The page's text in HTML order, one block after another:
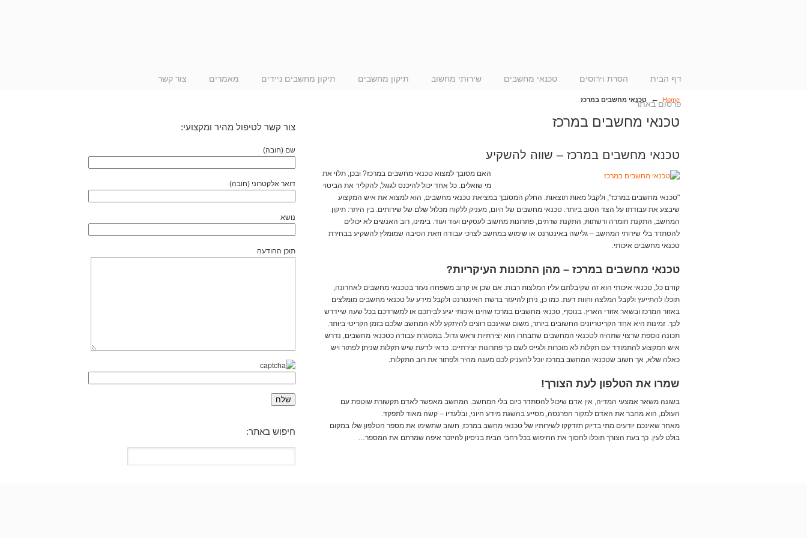
דף הבית הסרת וירוסים טכנאי מחשבים שירותי מחשוב תיקון מחשבים תיקון מחשבים ניידים מאמרים צור קשר
פרסום באתר
Home
← טכנאי מחשבים במרכז
טכנאי מחשבים במרכז
טכנאי מחשבים במרכז – שווה להשקיע
האם מסובך למצוא טכנאי מחשבים במרכז? ובכן, תלוי את
מי שואלים. כל אחד יכול להיכנס לגוגל, להקליד את הביטוי
"טכנאי מחשבים במרכז", ולקבל מאות תוצאות. החלק המסובך במציאת טכנאי מחשבים, הוא למצוא את איש המקצוע
שיבצע את עבודתו על הצד הטוב ביותר. טכנאי מחשבים של היום, מעניק ללקוח מכלול שלם של שירותים. בין היתר: תיקון
המחשב, התקנת חומרה ורשתות, התקנת שרתים, פתרונות מחשוב לעסקים ועוד ועוד. בימינו, רוב האנשים לא יכולים
להסתדר בלי שירותי המחשב – גלישה באינטרנט או שימוש במחשב לצרכי עבודה וזאת הסיבה שמומלץ להשקיע בבחירת
טכנאי מחשבים איכותי.
טכנאי מחשבים במרכז – מהן התכונות העיקריות?
קודם כל, טכנאי איכותי הוא זה שקיבלתם עליו המלצות רבות. אם שכן או קרוב משפחה נעזר בטכנאי מחשבים לאחרונה,
תוכלו להתייעץ ולקבל המלצה וחוות דעת. כמו כן, ניתן להיעזר ברשת האינטרנט ולקבל מידע על טכנאי מחשבים מומלצים
באזור המרכז ובשאר אזורי הארץ. בנוסף, טכנאי מחשבים במרכז שהינו איכותי יגיע לביתכם או למשרדכם בכל שעה שיידרש
לכך. זמינות היא אחד הקריטריונים החשובים ביותר, משום שאינכם רוצים להיתקע ללא המחשב שלכם בזמן הקריטי ביותר.
תכונה נוספת שרצוי שתהיה לטכנאי המחשבים שתבחרו הוא יצירתיות וראש גדול. במסגרת עבודה כטכנאי מחשבים, נדרש
איש המקצוע להתמודד עם תקלות לא מוכרות ולגייס לשם כך פתרונות יצירתיים. כדאי לדעת שיש תקלות שניתן לפתור ויש
כאלה שלא, אך חשוב שטכנאי המחשב במרכז יוכל להעניק לכם מענה מהיר ולפתור את רוב התקלות.
שמרו את הטלפון לעת הצורך!
בשונה משאר אמצעי המדיה, אין אדם שיכול להסתדר כיום בלי המחשב. המחשב מאפשר לאדם תקשורת שוטפת עם
העולם, הוא מחבר את האדם למקור הפרנסה, מסייע בהשגת מידע חיוני, ובלעדיו – קשה מאוד לתפקד.
מאחר שאינכם יודעים מתי בדיוק תזדקקו לשירותיו של טכנאי מחשב במרכז, חשוב שתשימו את מספר הטלפון שלו במקום
בולט לעין. כך בעת הצורך תוכלו לחסוך את החיפוש בכל רחבי הבית בניסיון להיזכר איפה שמרתם את המספר…
צור קשר לטיפול מהיר ומקצועי:
שם (חובה)
דואר אלקטרוני (חובה)
נושא
תוכן ההודעה
חיפוש באתר: